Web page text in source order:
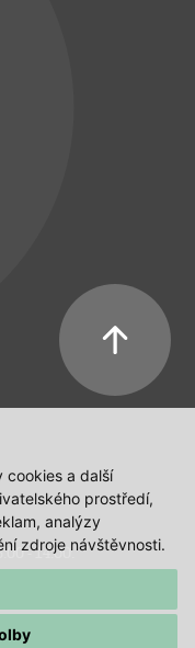
cookies a další
prostředí,
analýzy
zdroje návštěvnosti.
- 14:00.